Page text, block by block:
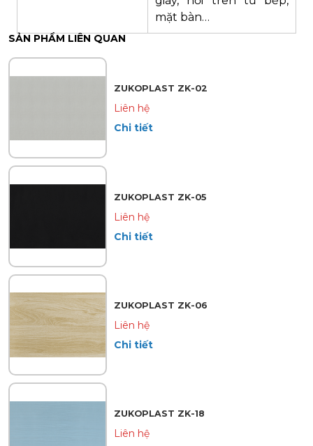
mặt bàn…
SẢN PHẨM LIÊN QUAN
ZUKOPLAST ZK-02
Liên hệ
Chi tiết
ZUKOPLAST ZK-05
Liên hệ
Chi tiết
ZUKOPLAST ZK-06
Liên hệ
Chi tiết
ZUKOPLAST ZK-18
Liên hệ